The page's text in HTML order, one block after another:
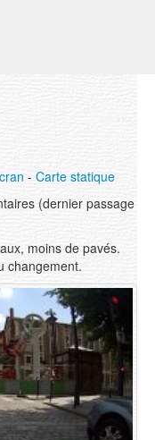
- Carte statique
(dernier passage
moins de pavés.
changement.